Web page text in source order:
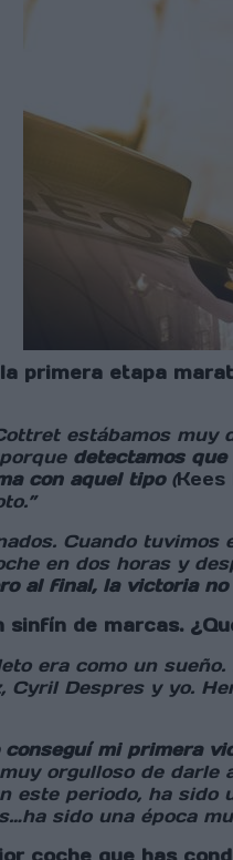
primera etapa
estábamos
detectamos
con aquel tipo (Kees
Cuando
en dos horas y
al final, la victoria
de marcas.
era como un
Cyril Despres y yo.
mi primera
orgulloso de
este periodo, ha
sido una época